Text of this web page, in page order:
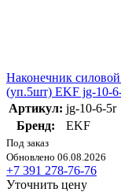
Наконечник
(уп.5шт) EKF jg-10-
Артикул: jg-10-6-5r
Бренд:
EKF
Под заказ
Обновлено 06.08.2026
+7 391 278-76-76
Уточнить цену